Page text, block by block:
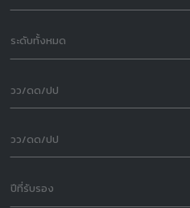
ระดับทั้งหมด
ปีที่รับรอง